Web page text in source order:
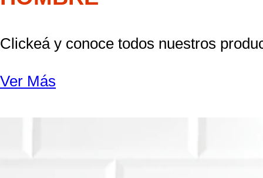
Clickeá y conoce todos nuestros
Ver Más